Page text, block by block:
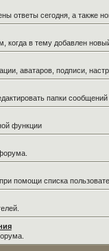
ответы сегодня, а также
когда в тему добавлен
аватаров, подписи,
папки
функции
помощи списка